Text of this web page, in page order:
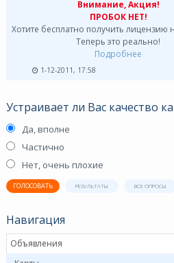
Внимание, Акция!
ПРОБОК НЕТ!
Хотите бесплатно получить лицензию
Теперь это реально!
Подробнее
1-12-2011, 17:58
Устраивает ли Вас качество
Да, вполне
Частично
Нет, очень плохие
ГОЛОСОВАТЬ РЕЗУЛЬТАТЫ ВСЕ ОПРОСЫ
Навигация
Объявления